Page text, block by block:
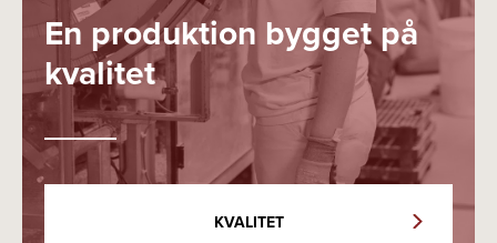
En produktion bygget på
kvalitet
KVALITET